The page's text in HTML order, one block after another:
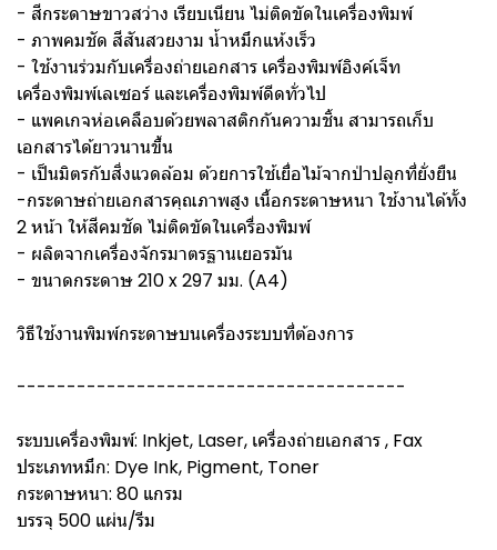
- สีกระดาษขาวสว่าง เรียบเนียน ไม่ติดขัดในเครื่องพิมพ์
- ภาพคมชัด สีสันสวยงาม น้ำหมึกแห้งเร็ว
- ใช้งานร่วมกับเครื่องถ่ายเอกสาร เครื่องพิมพ์อิงค์เจ็ท
เครื่องพิมพ์เลเซอร์ และเครื่องพิมพ์ดีดทั่วไป
- แพคเกจห่อเคลือบด้วยพลาสติกกันความชิ้น สามารถเก็บ
เอกสารได้ยาวนานขึ้น
- เป็นมิตรกับสิ่งแวดล้อม ด้วยการใช้เยื่อไม้จากป่าปลูกที่ยั่งยืน
-กระดาษถ่ายเอกสารคุณภาพสูง เนื้อกระดาษหนา ใช้งานได้ทั้ง
2 หน้า ให้สีคมชัด ไม่ติดขัดในเครื่องพิมพ์
- ผลิตจากเครื่องจักรมาตรฐานเยอรมัน
- ขนาดกระดาษ 210 x 297 มม. (A4)
วิธีใช้งานพิมพ์กระดาษบนเครื่องระบบที่ต้องการ
---------------------------------------
ระบบเครื่องพิมพ์: Inkjet, Laser, เครื่องถ่ายเอกสาร , Fax
ประเภทหมึก: Dye Ink, Pigment, Toner
กระดาษหนา: 80 แกรม
บรรจุ 500 แผ่น/รีม